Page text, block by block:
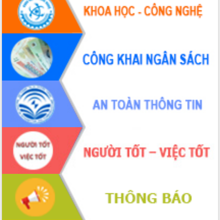
Hội thảo khoa học “Giải pháp thúc đẩy
phát triển nền kinh tế xanh tại tỉnh
Đắk Lắk”
Tăng cường giám sát, đôn đốc thực
hiện nhiệm vụ quản lý tài sản công
hàng tuần
Tháo gỡ những vướng mắc, đẩy mạnh
công tác cải cách thủ tục hành chính
tại Trung tâm Phục vụ hành chính
công tỉnh
Đắk Lắk: Tôn vinh 46 giải pháp tại Hội
thi Sáng tạo Kỹ thuật 2024 - 2025
Đắk Lắk rà soát, điều chỉnh Đề án 190
về phát triển nuôi trồng thủy sản
Phó Chủ tịch UBND tỉnh Đắk Lắk
Trương Công Thái kiểm tra thực địa
Dự án cao tốc Khánh Hòa - Buôn Ma
Thuột
Định vị cà phê Việt Nam như một “di
sản sống” trong dòng chảy toàn cầu